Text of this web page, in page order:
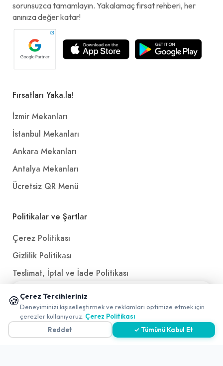
sorunsuzca tamamlayın. Yakalamaç fırsat rehberi, her
anınıza değer katar!
Fırsatları Yaka.la!
İzmir Mekanları
İstanbul Mekanları
Ankara Mekanları
Antalya Mekanları
Ücretsiz QR Menü
Politikalar ve Şartlar
Çerez Politikası
Gizlilik Politikası
Teslimat, İptal ve İade Politikası
KVKK Politikası
Kişisel Verileri Aydınlatma Metni
🍪 Çerez Tercihleriniz
Deneyiminizi kişiselleştirmek ve reklamları optimize etmek için
çerezler kullanıyoruz. Çerez Politikası
Reddet
✓ Tümünü Kabul Et
📱 Mobil uygulamamızı keşfedin!
✖